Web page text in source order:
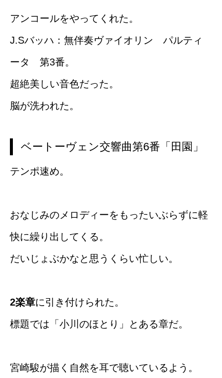
アンコールをやってくれた。
J.Sバッハ：無伴奏ヴァイオリン パルティ
ータ 第3番。
超絶美しい音色だった。
脳が洗われた。
ベートーヴェン交響曲第6番「田園」
テンポ速め。
おなじみのメロディーをもったいぶらずに軽
快に繰り出してくる。
だいじょぶかなと思うくらい忙しい。
2楽章に引き付けられた。
標題では「小川のほとり」とある章だ。
宮崎駿が描く自然を耳で聴いているよう。